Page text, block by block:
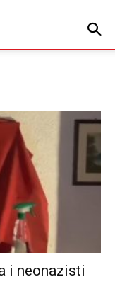
i neonazisti